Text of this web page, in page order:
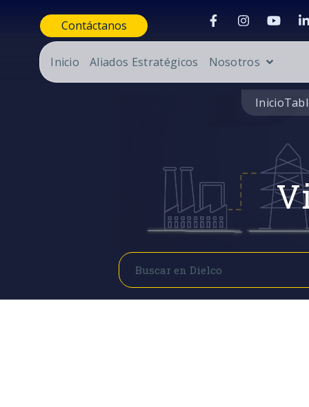
Contáctanos
Inicio Aliados Estratégicos Nosotros
Inicio
Buscar